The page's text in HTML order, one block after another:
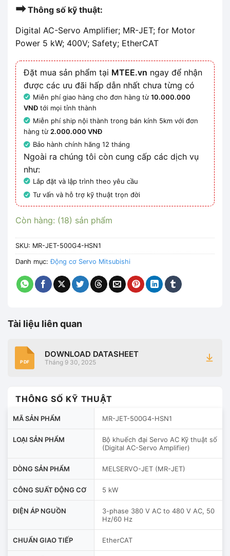
➡Thông số kỹ thuật:
Digital AC-Servo Amplifier; MR-JET; for Motor
Power 5 kW; 400V; Safety; EtherCAT
Đặt mua sản phẩm tại MTEE.vn ngay để nhận
được các ưu đãi hấp dẫn nhất chưa từng có
Miễn phí giao hàng cho đơn hàng từ10.000.000
VNĐ tới mọi tỉnh thành
Miễn phí ship nội thành trong bán kính 5km với đơn
hàng từ2.000.000 VNĐ
Bảo hành chính hãng 12 tháng
Ngoài ra chúng tôi còn cung cấp các dịch vụ
như:
Lắp đặt và lập trình theo yêu cầu
Tư vấn và hỗ trợ kỹ thuật trọn đời
Còn hàng: (18) sản phẩm
SKU: MR-JET-500G4-HSN1
Danh mục:Động cơ Servo Mitsubishi
Tài liệu liên quan
PDF
DOWNLOAD DATASHEET
Tháng 9 30, 2025
THÔNG SỐ KỸ THUẬT
MÃ SẢN PHẨM MR-JET-500G4-HSN1
LOẠI SẢN PHẨM
Bộ khuếch đại Servo AC Kỹ thuật số
(Digital AC-Servo Amplifier)
DÒNG SẢN PHẨM MELSERVO-JET (MR-JET)
CÔNG SUẤT ĐỘNG CƠ 5 kW
ĐIỆN ÁP NGUỒN
3-phase 380 V AC to 480 V AC, 50
Hz/60 Hz
CHUẨN GIAO TIẾP EtherCAT